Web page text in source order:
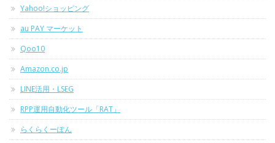
Yahoo!ショッピング
au PAY マーケット
Qoo10
Amazon.co.jp
LINE活用・LSEG
RPP運用自動化ツール「RAT」
らくらくーぽん